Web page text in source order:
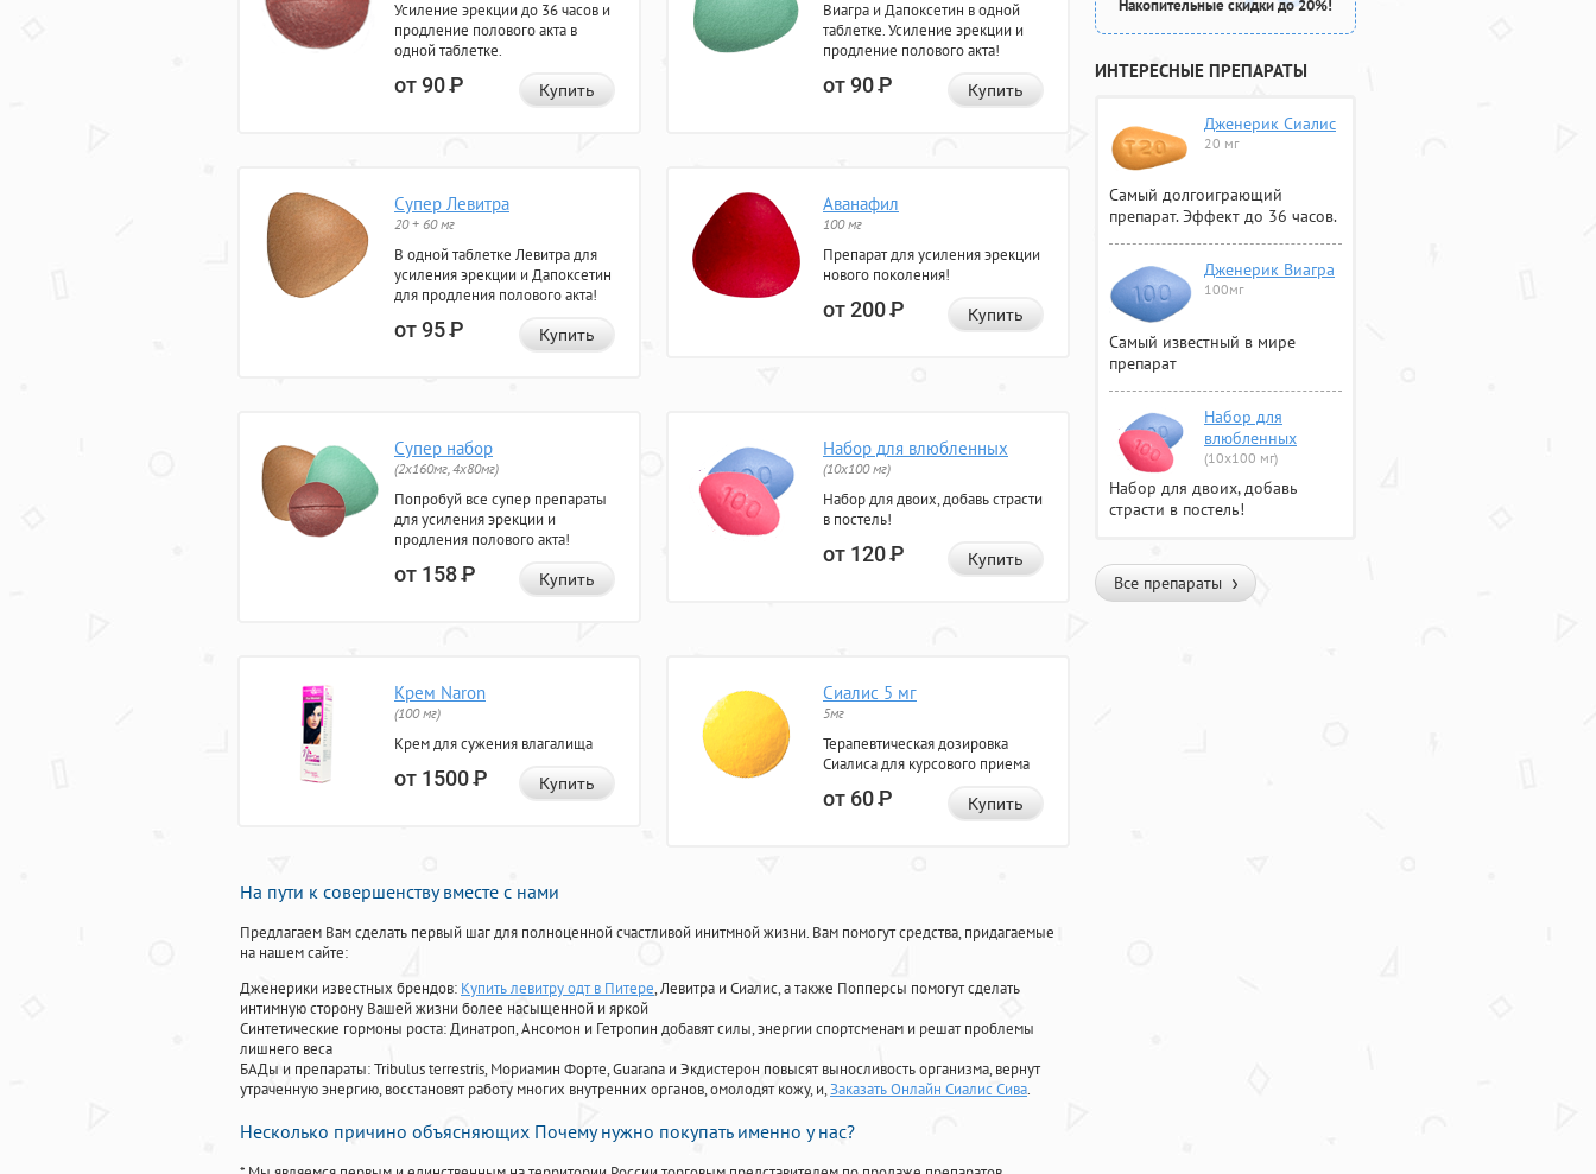
Усиление эрекции до 36 часов и
продление полового акта в
одной таблетке.
от 90Р Купить
Виагра и Дапоксетин в одной
таблетке. Усиление эрекции и
продление полового акта!
от 90Р Купить
Супер Левитра
20 + 60 мг
В одной таблетке Левитра для
усиления эрекции и Дапоксетин
для продления полового акта!
от 95Р Купить
Аванафил
100 мг
Препарат для усиления эрекции
нового поколения!
от 200Р Купить
Супер набор
(2х160мг, 4х80мг)
Попробуй все супер препараты
для усиления эрекции и
продления полового акта!
от 158Р Купить
Набор для влюбленных
(10х100 мг)
Набор для двоих, добавь страсти
в постель!
от 120Р Купить
Крем Naron
(100 мг)
Крем для сужения влагалища
от 1500Р Купить
Сиалис 5 мг
5мг
Терапевтическая дозировка
Сиалиса для курсового приема
от 60Р Купить
На пути к совершенству вместе с нами
Предлагаем Вам сделать первый шаг для полноценной счастливой инитмной жизни. Вам помогут средства, придагаемые
на нашем сайте:
Дженерики известных брендов: Купить левитру одт в Питере, Левитра и Сиалис, а также Попперсы помогут сделать
интимную сторону Вашей жизни более насыщенной и яркой
Синтетические гормоны роста: Динатроп, Ансомон и Гетропин добавят силы, энергии спортсменам и решат проблемы
лишнего веса
БАДы и препараты:Tribulus terrestris, Мориамин Форте, Guarana и Экдистерон повысят выносливость организма, вернут
утраченную энергию, восстановят работу многих внутренних органов, омолодят кожу, и,Заказать Онлайн Сиалис Сива.
Несколько причино объясняющих Почему нужно покупать именно у нас?
Накопительные скидки до 20%!
ИНТЕРЕСНЫЕ ПРЕПАРАТЫ
Дженерик Сиалис
20 мг
Самый долгоиграющий
препарат. Эффект до 36 часов.
Дженерик Виагра
100мг
Самый известный в мире
препарат
Набор для
влюбленных
(10х100 мг)
Набор для двоих, добавь
страсти в постель!
Все препараты